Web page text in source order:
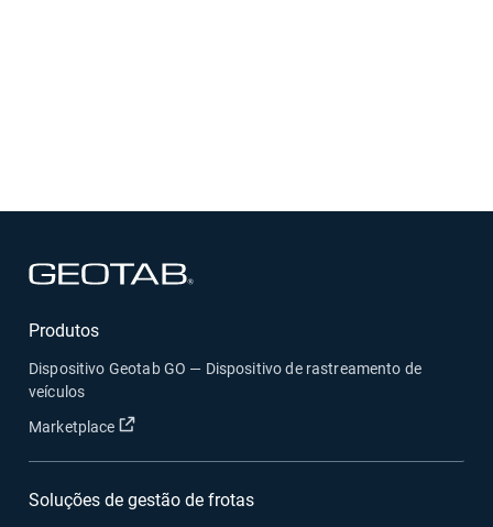
Produtos
Dispositivo Geotab GO — Dispositivo de rastreamento de
veículos
Marketplace
Abrir numa nova janela
Soluções de gestão de frotas